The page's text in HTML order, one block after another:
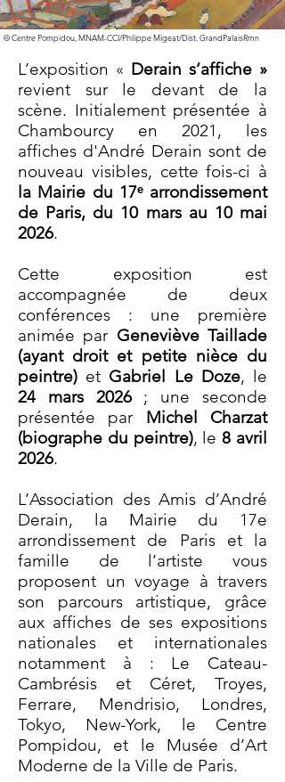
© Centre Pompidou, MNAM-CCI/Philippe Migeat/Dist. GrandPalaisRmn
L’exposition « Derain s’affiche »
revient sur le devant de la
scène. Initialement présentée à
Chambourcy en 2021, les
affiches d'André Derain sont de
nouveau visibles, cette fois-ci à
la Mairie du 17ᵉ arrondissement
de Paris, du 10 mars au 10 mai
2026.
Cette exposition est
accompagnée de deux
conférences : une première
animée par Geneviève Taillade
(ayant droit et petite nièce du
peintre) et Gabriel Le Doze, le
24 mars 2026; une seconde
présentée par Michel Charzat
(biographe du peintre), le8 avril
2026.
L’Association des Amis d’André
Derain, la Mairie du 17e
arrondissement de Paris et la
famille de l’artiste vous
proposent un voyage à travers
son parcours artistique, grâce
aux affiches de ses expositions
nationales et internationales
notamment à : Le Cateau-
Cambrésis et Céret, Troyes,
Ferrare, Mendrisio, Londres,
Tokyo, New-York, le Centre
Pompidou, et le Musée d’Art
Moderne de la Ville de Paris.